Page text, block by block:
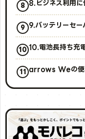
8.ビジネス利用に
9.バッテリーセー
10.電池長持ち充
arrows Weの便